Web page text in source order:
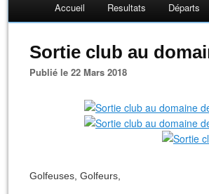
Accueil Resultats Départs
Sortie club au
Publié le 22 Mars 2018
Golfeuses, Golfeurs,